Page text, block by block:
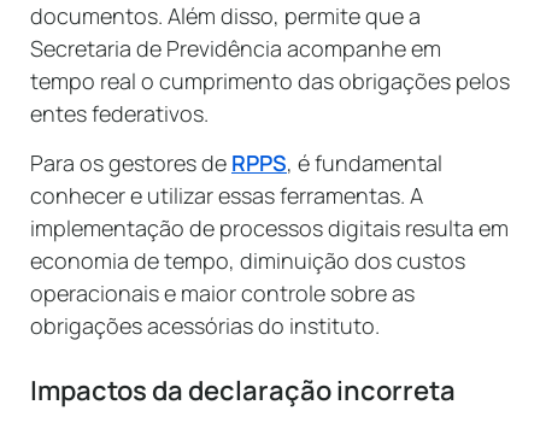
documentos. Além disso, permite que a
Secretaria de Previdência acompanhe em
tempo real o cumprimento das obrigações pelos
entes federativos.
Para os gestores de RPPS, é fundamental
conhecer e utilizar essas ferramentas. A
implementação de processos digitais resulta em
economia de tempo, diminuição dos custos
operacionais e maior controle sobre as
obrigações acessórias do instituto.
Impactos da declaração incorreta